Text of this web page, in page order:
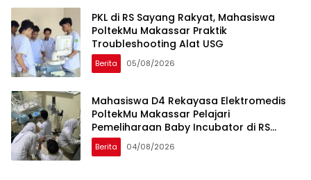
PKL di RS Sayang Rakyat, Mahasiswa
PoltekMu Makassar Praktik
Troubleshooting Alat USG
Berita 05/08/2026
Mahasiswa D4 Rekayasa Elektromedis
PoltekMu Makassar Pelajari
Pemeliharaan Baby Incubator di RS
Unhas
Berita 04/08/2026